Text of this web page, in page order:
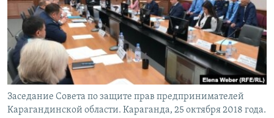
Заседание Совета по защите прав предпринимателей
Карагандинской области. Караганда, 25 октября 2018 года.